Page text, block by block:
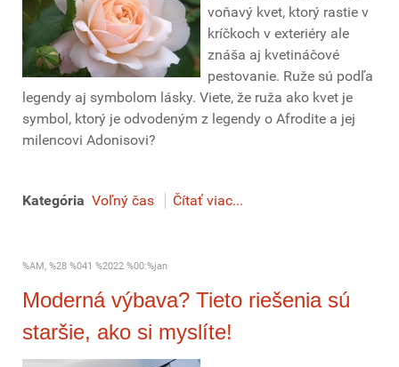
voňavý kvet, ktorý rastie v
kríčkoch v exteriéry ale
znáša aj kvetináčové
pestovanie. Ruže sú podľa
legendy aj symbolom lásky. Viete, že ruža ako kvet je
symbol, ktorý je odvodeným z legendy o Afrodite a jej
milencovi Adonisovi?
Kategória Voľný čas Čítať viac...
%AM, %28 %041 %2022 %00:%jan
Moderná výbava? Tieto riešenia sú
staršie, ako si myslíte!